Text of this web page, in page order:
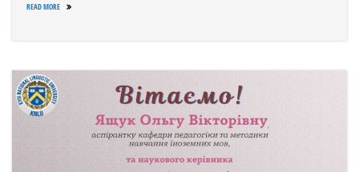
READ MORE